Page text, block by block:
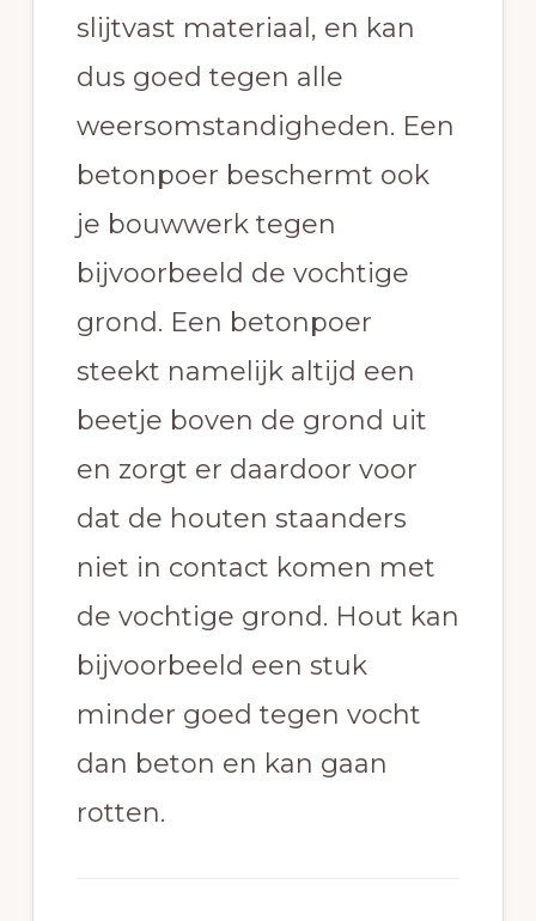
slijtvast materiaal, en kan
dus goed tegen alle
weersomstandigheden. Een
betonpoer beschermt ook
je bouwwerk tegen
bijvoorbeeld de vochtige
grond. Een betonpoer
steekt namelijk altijd een
beetje boven de grond uit
en zorgt er daardoor voor
dat de houten staanders
niet in contact komen met
de vochtige grond. Hout kan
bijvoorbeeld een stuk
minder goed tegen vocht
dan beton en kan gaan
rotten.